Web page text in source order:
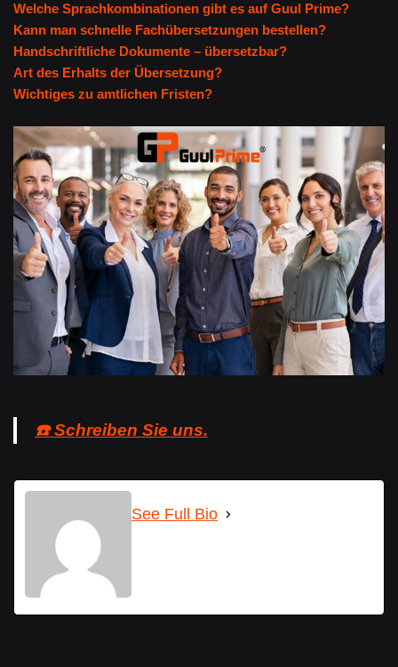
Welche Sprachkombinationen gibt es auf Guul Prime?
Kann man schnelle Fachübersetzungen bestellen?
Handschriftliche Dokumente – übersetzbar?
Art des Erhalts der Übersetzung?
Wichtiges zu amtlichen Fristen?
☎️ Schreiben Sie uns.
See Full Bio